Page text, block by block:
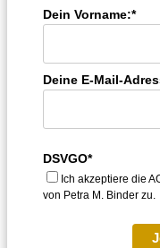
Dein Vorname:*
Deine E-Mail-
DSVGO*
Ich akzeptiere die
von Petra M. Binder zu.